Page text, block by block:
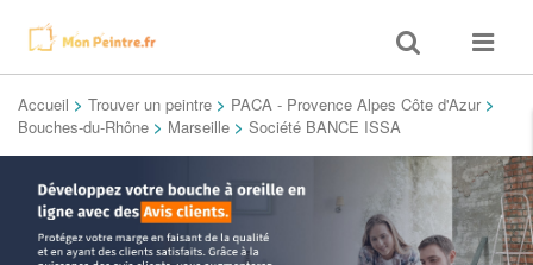
Toggle
search
Toggle
Accueil > Trouver un peintre > PACA - Provence Alpes Côte d'Azur >
Bouches-du-Rhône > Marseille > Société BANCE ISSA